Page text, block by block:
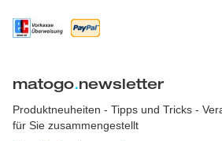
matogo.newsletter
Produktneuheiten - Tipps und Tricks -
für Sie zusammengestellt